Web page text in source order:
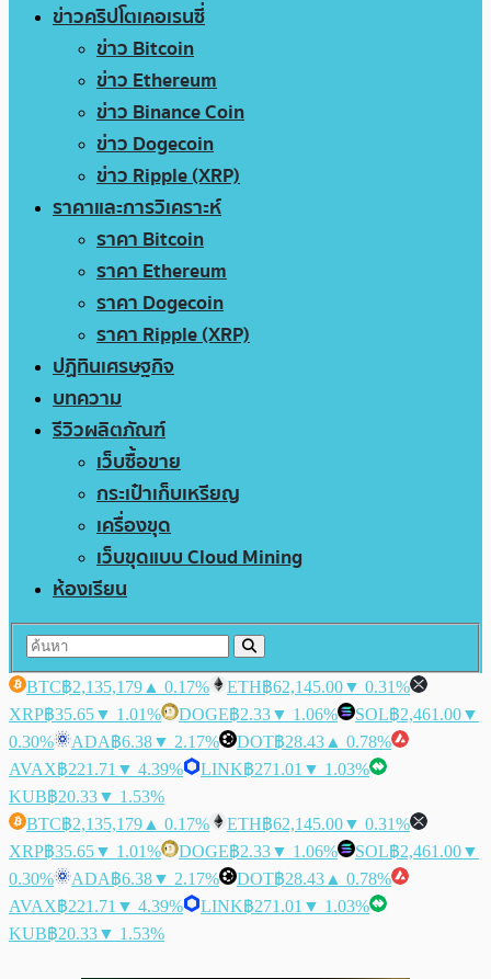
ข่าวคริปโตเคอเรนซี่
ข่าว Bitcoin
ข่าว Ethereum
ข่าว Binance Coin
ข่าว Dogecoin
ข่าว Ripple (XRP)
ราคาและการวิเคราะห์
ราคา Bitcoin
ราคา Ethereum
ราคา Dogecoin
ราคา Ripple (XRP)
ปฏิทินเศรษฐกิจ
บทความ
รีวิวผลิตภัณฑ์
เว็บซื้อขาย
กระเป๋าเก็บเหรียญ
เครื่องขุด
เว็บขุดแบบ Cloud Mining
ห้องเรียน
BTC฿2,135,179 ▲ 0.17% ETH฿62,145.00▼ 0.31%
XRP฿35.65▼ 1.01% DOGE฿2.33▼ 1.06% SOL฿2,461.00▼
0.30%
ADA฿6.38▼ 2.17% DOT฿28.43 ▲ 0.78%
AVAX฿221.71 ▼ 4.39% LINK฿271.01 ▼ 1.03%
KUB฿20.33▼ 1.53%
BTC฿2,135,179 ▲ 0.17% ETH฿62,145.00▼ 0.31%
XRP฿35.65▼ 1.01% DOGE฿2.33▼ 1.06% SOL฿2,461.00▼
0.30%
ADA฿6.38▼ 2.17% DOT฿28.43 ▲ 0.78%
AVAX฿221.71 ▼ 4.39% LINK฿271.01 ▼ 1.03%
KUB฿20.33▼ 1.53%